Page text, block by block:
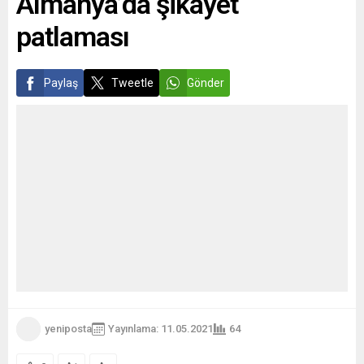
patlaması
Paylaş Tweetle Gönder
yeniposta Yayınlama: 11.05.2021 64